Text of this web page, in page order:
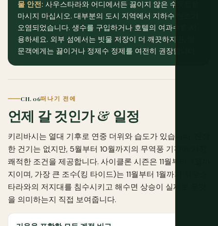
물 안전: 사우스타라와 어디에서든 끓이지 않은 수돗물을
마시지 마십시오. 대부분의 도시 지역에서 지하수 렌즈가
오염되었습니다. 생수를 구입하거나 호텔의 여과수를 사
용하세요. 외부 섬에서는 빗물 저장이 더 깨끗하지만, 방
문객에게는 끓이거나 정제수 정제를 여전히 권장합니다.
CH. 06떠나기 전에
언제 갈 것인가 & 일정
키리바시는 열대 기후로 연중 더위와 습도가 있습니다. 진정
한 건기는 없지만, 5월부터 10월까지의 무역풍 기간이 가장
쾌적한 조건을 제공합니다. 사이클론 시즌은 11월부터 4월까
지이며, 가장 큰 조수(킹 타이드)는 11월부터 1월까지 사우스
타라와의 저지대를 침수시키고 해수면 상승이 실제로 무엇
을 의미하는지 직접 보여줍니다.